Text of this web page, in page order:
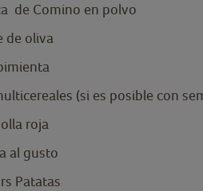
de Comino en polvo
de oliva
(si es posible con
roja
al gusto
Patatas